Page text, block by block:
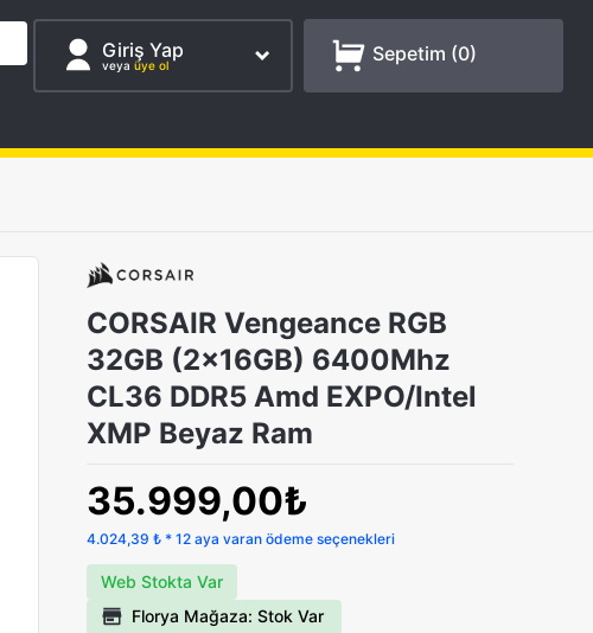
Giriş Yap
veya üye ol Sepetim (0)
CORSAIR Vengeance RGB
32GB (2x16GB) 6400Mhz
CL36 DDR5 Amd EXPO/Intel
XMP Beyaz Ram
35.999,00₺
4.024,39 ₺ * 12 aya varan ödeme seçenekleri
Web Stokta Var
Florya Mağaza: Stok Var